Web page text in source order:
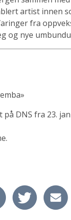
artist innen
fra
og nye
på DNS fra 23.